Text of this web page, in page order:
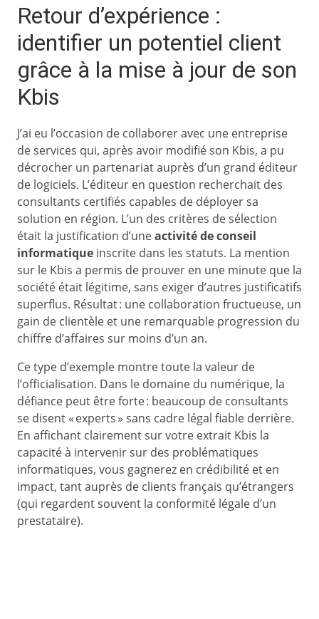
Retour d’expérience :
identifier un potentiel client
grâce à la mise à jour de son
Kbis
J’ai eu l’occasion de collaborer avec une entreprise
de services qui, après avoir modifié son Kbis, a pu
décrocher un partenariat auprès d’un grand éditeur
de logiciels. L’éditeur en question recherchait des
consultants certifiés capables de déployer sa
solution en région. L’un des critères de sélection
était la justification d’uneactivité de conseil
informatique inscrite dans les statuts. La mention
sur le Kbis a permis de prouver en une minute que la
société était légitime, sans exiger d’autres justificatifs
superflus. Résultat : une collaboration fructueuse, un
gain de clientèle et une remarquable progression du
chiffre d’affaires sur moins d’un an.
Ce type d’exemple montre toute la valeur de
l’officialisation. Dans le domaine du numérique, la
défiance peut être forte : beaucoup de consultants
se disent « experts » sans cadre légal fiable derrière.
En affichant clairement sur votre extrait Kbis la
capacité à intervenir sur des problématiques
informatiques, vous gagnerez en crédibilité et en
impact, tant auprès de clients français qu’étrangers
(qui regardent souvent la conformité légale d’un
prestataire).